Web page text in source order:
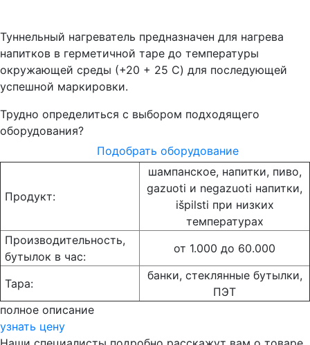
Туннельный нагреватель предназначен для нагрева
напитков в герметичной таре до температуры
окружающей среды (+20 + 25 C) для последующей
успешной маркировки.
Трудно определиться с выбором подходящего
оборудования?
Подобрать оборудование
Продукт:
шампанское, напитки, пиво,
gazuoti и negazuoti напитки,
išpilsti при низких
температурах
Производительность,
бутылок в час:
от 1.000 до 60.000
Taрa:
банки, стеклянные бутылки,
ПЭТ
полное описание
узнать цену